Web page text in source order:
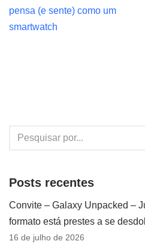
pensa (e sente) como um
smartwatch
Posts recentes
Convite – Galaxy Unpacked –
formato está prestes a se
16 de julho de 2026